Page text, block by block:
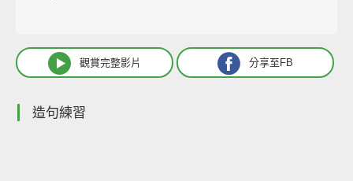
觀賞完整影片 分享至FB
造句練習